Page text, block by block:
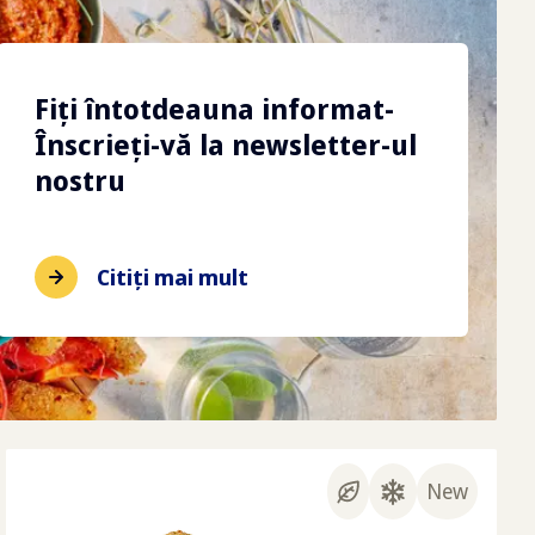
Fiți întotdeauna informat-
Înscrieți-vă la newsletter-ul
nostru
Citiți mai mult
New